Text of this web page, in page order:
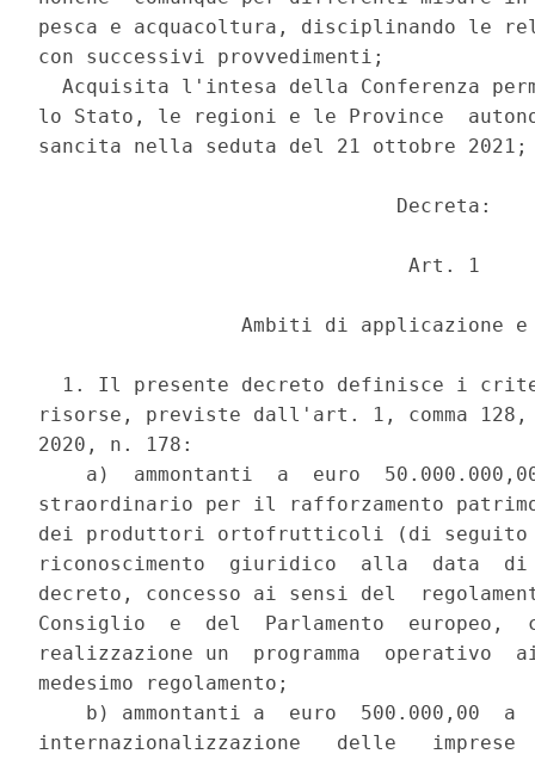
pesca e acquacoltura, disciplinando le
con successivi provvedimenti;
Acquisita l'intesa della Conferenza
lo Stato, le regioni e le Province
sancita nella seduta del 21 ottobre
                              Decreta:
                               Art. 1
Ambiti di applicazione
1. Il presente decreto definisce i
risorse, previste dall'art. 1, comma
2020, n. 178:
a)  ammontanti  a  euro
straordinario per il rafforzamento
dei produttori ortofrutticoli (di seguito
riconoscimento  giuridico  alla  data  di
decreto, concesso ai sensi del
Consiglio  e  del  Parlamento
realizzazione un  programma
medesimo regolamento;
b) ammontanti a  euro  500.000,00  a
internazionalizzazione   delle